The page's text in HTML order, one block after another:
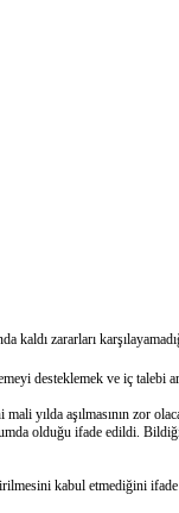
zararları
desteklemek ve iç talebi
yılda aşılmasının zor
olduğu ifade edildi.
kabul etmediğini ifade